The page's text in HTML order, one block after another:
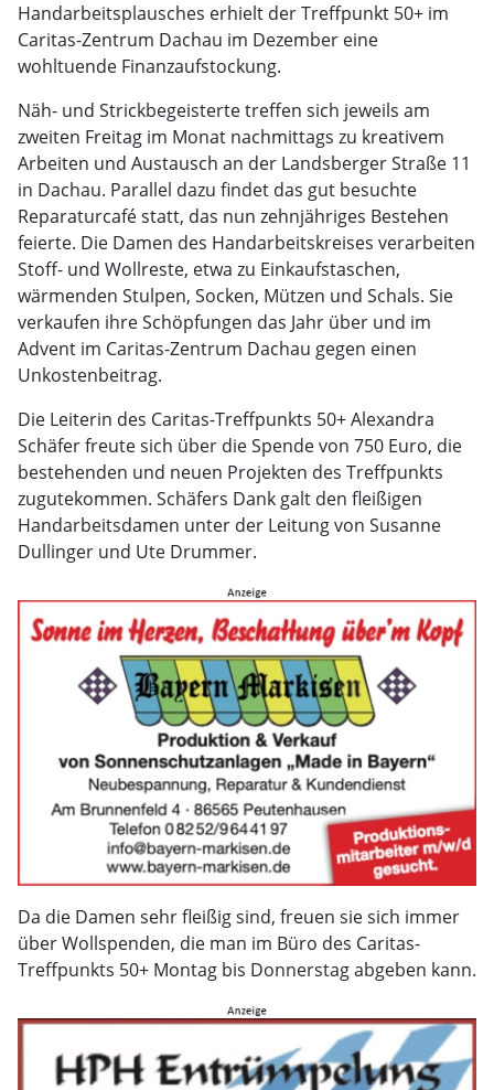
Handarbeitsplausches erhielt der Treffpunkt 50+ im
Caritas-Zentrum Dachau im Dezember eine
wohltuende Finanzaufstockung.
Näh- und Strickbegeisterte treffen sich jeweils am
zweiten Freitag im Monat nachmittags zu kreativem
Arbeiten und Austausch an der Landsberger Straße 11
in Dachau. Parallel dazu findet das gut besuchte
Reparaturcafé statt, das nun zehnjähriges Bestehen
feierte. Die Damen des Handarbeitskreises verarbeiten
Stoff- und Wollreste, etwa zu Einkaufstaschen,
wärmenden Stulpen, Socken, Mützen und Schals. Sie
verkaufen ihre Schöpfungen das Jahr über und im
Advent im Caritas-Zentrum Dachau gegen einen
Unkostenbeitrag.
Die Leiterin des Caritas-Treffpunkts 50+ Alexandra
Schäfer freute sich über die Spende von 750 Euro, die
bestehenden und neuen Projekten des Treffpunkts
zugutekommen. Schäfers Dank galt den fleißigen
Handarbeitsdamen unter der Leitung von Susanne
Dullinger und Ute Drummer.
Da die Damen sehr fleißig sind, freuen sie sich immer
über Wollspenden, die man im Büro des Caritas-
Treffpunkts 50+ Montag bis Donnerstag abgeben kann.